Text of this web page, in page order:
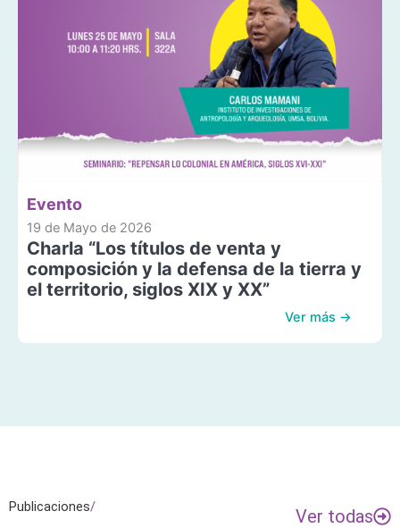
Evento
19 de Mayo de 2026
Charla “Los títulos de venta y
composición y la defensa de la tierra y
el territorio, siglos XIX y XX”
Ver más →
Publicaciones/ Ver todas